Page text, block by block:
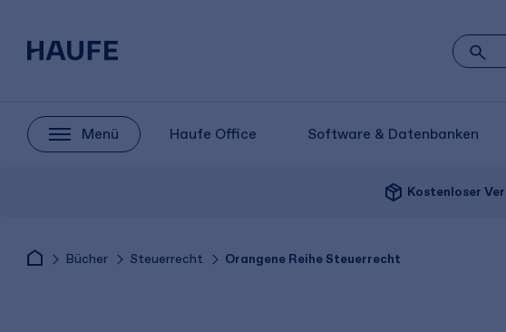
Menü Haufe Office Software & Datenbanken
package_2 Kostenloser
Bücher Steuerrecht Orangene Reihe Steuerrecht